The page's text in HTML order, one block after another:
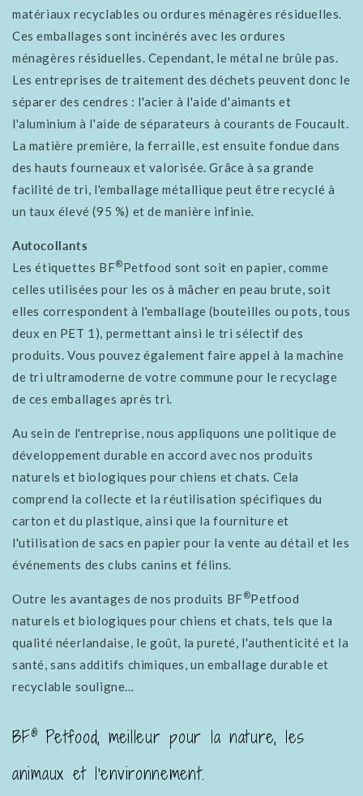
matériaux recyclables ou ordures ménagères résiduelles.
Ces emballages sont incinérés avec les ordures
ménagères résiduelles. Cependant, le métal ne brûle pas.
Les entreprises de traitement des déchets peuvent donc le
séparer des cendres : l'acier à l'aide d'aimants et
l'aluminium à l'aide de séparateurs à courants de Foucault.
La matière première, la ferraille, est ensuite fondue dans
des hauts fourneaux et valorisée. Grâce à sa grande
facilité de tri, l'emballage métallique peut être recyclé à
un taux élevé (95 %) et de manière infinie.
Autocollants
Les étiquettes BF®Petfood sont soit en papier, comme
celles utilisées pour les os à mâcher en peau brute, soit
elles correspondent à l'emballage (bouteilles ou pots, tous
deux en PET 1), permettant ainsi le tri sélectif des
produits. Vous pouvez également faire appel à la machine
de tri ultramoderne de votre commune pour le recyclage
de ces emballages après tri.
Au sein de l'entreprise, nous appliquons une politique de
développement durable en accord avec nos produits
naturels et biologiques pour chiens et chats. Cela
comprend la collecte et la réutilisation spécifiques du
carton et du plastique, ainsi que la fourniture et
l'utilisation de sacs en papier pour la vente au détail et les
événements des clubs canins et félins.
Outre les avantages de nos produits BF®Petfood
naturels et biologiques pour chiens et chats, tels que la
qualité néerlandaise, le goût, la pureté, l'authenticité et la
santé, sans additifs chimiques, un emballage durable et
recyclable souligne…
BF®Petfood, meilleur pour la nature, les
animaux et l'environnement.